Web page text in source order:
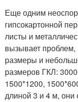
Еще одним
гипсокартонной
листы и
вызывает
размеры и
размеров ГКЛ:
1500*1200,
длиной 3 и 4 м, они